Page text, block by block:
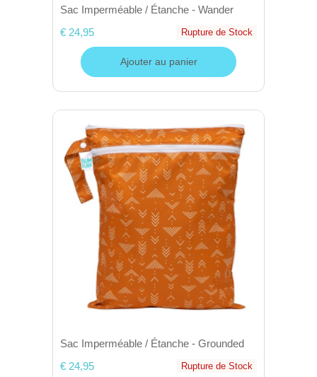
Sac Imperméable / Étanche - Wander
€ 24,95
Rupture de Stock
Ajouter au panier
Sac Imperméable / Étanche - Grounded
€ 24,95
Rupture de Stock